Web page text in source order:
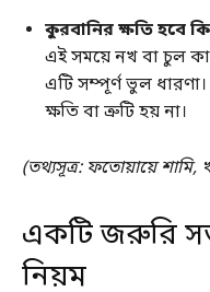
কুরবানির ক্ষতি হবে
এই সময়ে নখ বা চুল
এটি সম্পূর্ণ ভুল
ক্ষতি বা ত্রুটি হয় না।
(তথ্যসূত্র: ফতোয়ায়ে শামি,
একটি জরুরি
নিয়ম